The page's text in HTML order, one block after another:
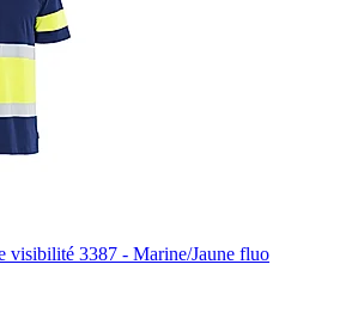
visibilité 3387 - Marine/Jaune fluo